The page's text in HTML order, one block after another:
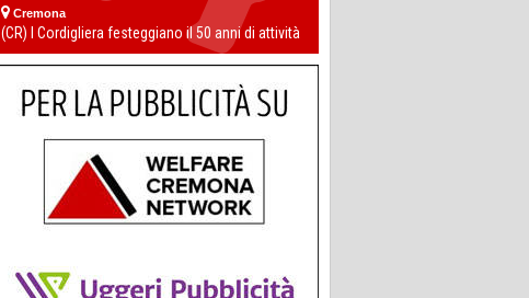
Cremona
(CR) I Cordigliera festeggiano il 50 anni di attività